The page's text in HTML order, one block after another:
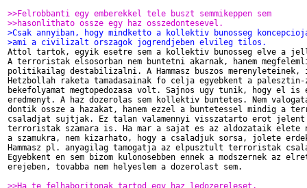
>>Felrobbanti egy emberekkel tele buszt semmikeppen sem
>>hasonlithato ossze egy haz osszedontesevel.
>Csak annyiban, hogy mindketto a kollektiv bunosseg
>ami a civilizalt orszagok jogrendjeben elvileg tilos.
Attol tartok, egyik esetre sem a kollektiv bunosseg elve a
A terroristak elsosorban nem buntetni akarnak, hanem
politikailag destabilizalni. A Hammasz buszos
Hetzbollah raketa tamadasainak fo celja egyebkent a palesztin-
bekefolyamat megtopedozasa volt. Sajnos ugy tunik, hogy el is
eredmenyt. A haz dozerolas sem kollektiv buntetes. Nem
dontik ossze a hazakat, hanem ezzel a buntetessel mindig a
csaladjat sujtjak. Ez talan valamennyi visszatarto erot jelent
terroristak szamara is. Ha mar a sajat es az aldozataik elete
a szamukra, nem kizarhato, hogy a csaladjuk sorsa, jolete
Hammasz pl. anyagilag tamogatja az elpusztult terroristak
Egyebkent en sem bizom kulonosebben ennek a modszernek az
erejeben, tovabba nem helyeslem a dozerolast sem.
>>Ha te felhaboritonak tartod egy haz ledozereleset,